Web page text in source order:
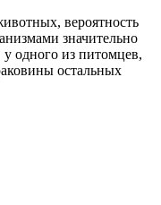
вероятность
значительно
у одного из питомцев,
остальных